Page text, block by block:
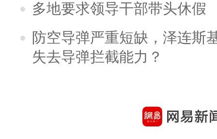
多地要求领导干部带头休假
防空导弹严重短缺，泽连斯
失去导弹拦截能力？